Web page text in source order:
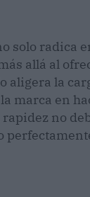
solo radica
allá al
aligera la
marca en
no